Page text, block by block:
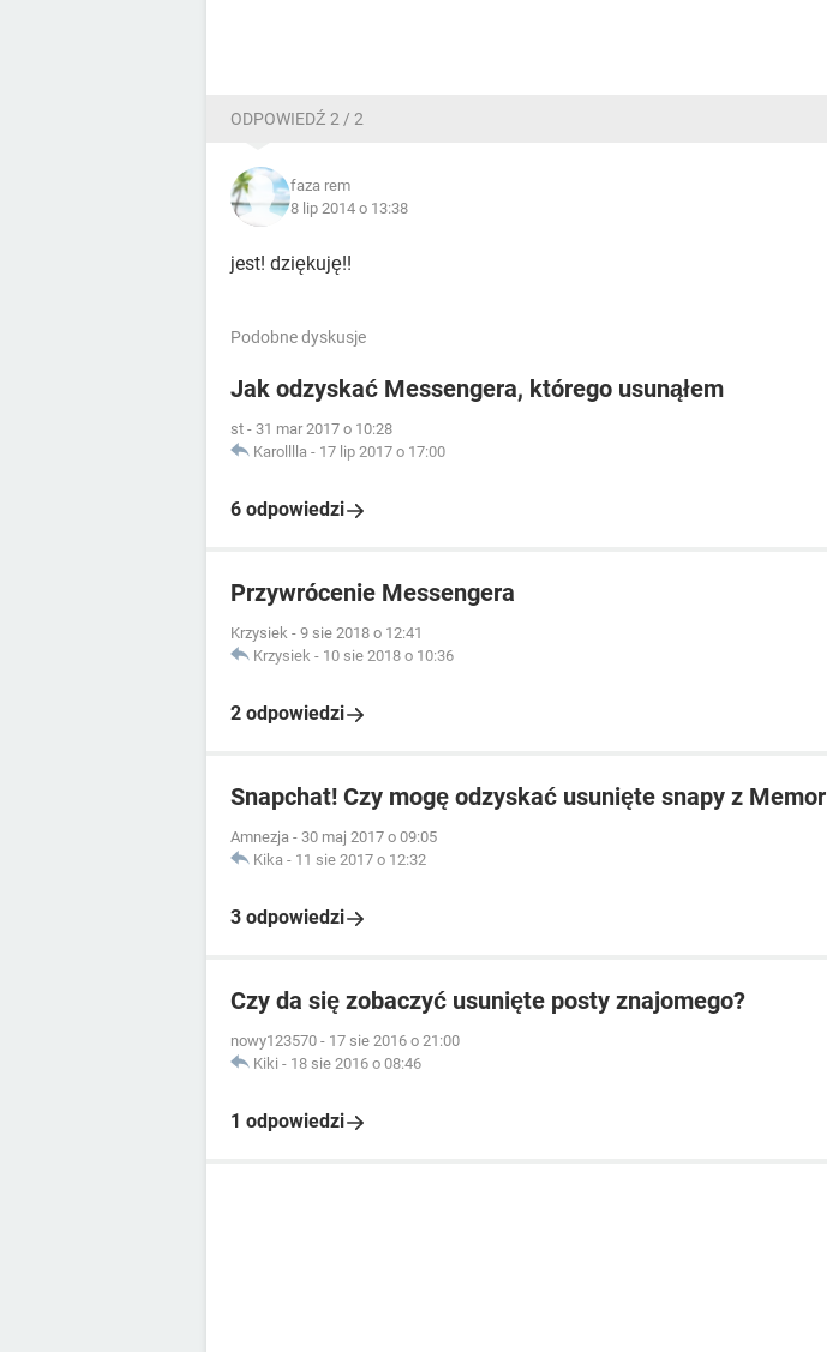
ODPOWIEDŹ 2 / 2
faza rem
8 lip 2014 o 13:38
jest! dziękuję!!
Podobne dyskusje
Jak odzyskać Messengera, którego usunąłem
st - 31 mar 2017 o 10:28
Karolllla - 17 lip 2017 o 17:00
6 odpowiedzi
Przywrócenie Messengera
Krzysiek - 9 sie 2018 o 12:41
Krzysiek - 10 sie 2018 o 10:36
2 odpowiedzi
Snapchat! Czy mogę odzyskać usunięte snapy z
Amnezja - 30 maj 2017 o 09:05
Kika - 11 sie 2017 o 12:32
3 odpowiedzi
Czy da się zobaczyć usunięte posty znajomego?
nowy123570 - 17 sie 2016 o 21:00
Kiki - 18 sie 2016 o 08:46
1 odpowiedzi